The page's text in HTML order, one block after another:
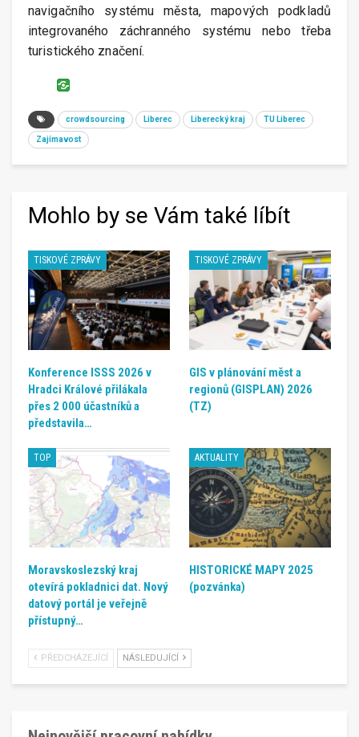
navigačního systému města, mapových podkladů
integrovaného záchranného systému nebo třeba
turistického značení.
crowdsourcing Liberec Liberecký kraj TU Liberec
Zajímavost
Mohlo by se Vám také líbít
TISKOVÉ ZPRÁVY
Konference ISSS 2026 v
Hradci Králové přilákala
přes 2 000 účastníků a
představila…
TISKOVÉ ZPRÁVY
GIS v plánování měst a
regionů (GISPLAN) 2026
(TZ)
TOP
Moravskoslezský kraj
otevírá pokladnici dat. Nový
datový portál je veřejně
přístupný…
AKTUALITY
HISTORICKÉ MAPY 2025
(pozvánka)
PŘEDCHÁZEJÍCÍ NÁSLEDUJÍCÍ